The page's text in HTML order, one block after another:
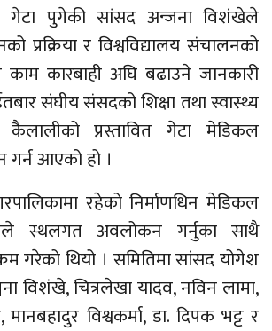
गेटा पुगेकी सांसद अन्जना विशंखेले
प्रक्रिया र विश्वविद्यालय संचालनको
काम कारबाही अघि बढाउने जानकारी
संघीय संसदको शिक्षा तथा स्वास्थ्य
कैलालीको प्रस्तावित गेटा मेडिकल
आएको हो ।
रहेको निर्माणधिन मेडिकल
स्थलगत अवलोकन गर्नुका साथै
गरेको थियो । समितिमा सांसद योगेश
विशंखे, चित्रलेखा यादव, नविन लामा,
विश्वकर्मा, डा. दिपक भट्ट र